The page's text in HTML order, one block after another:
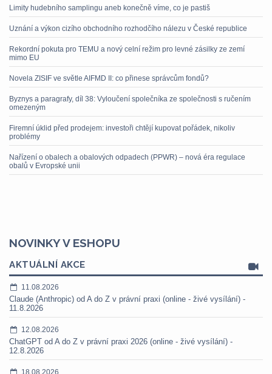
Limity hudebního samplingu aneb konečně víme, co je pastiš
Uznání a výkon cizího obchodního rozhodčího nálezu v České republice
Rekordní pokuta pro TEMU a nový celní režim pro levné zásilky ze zemí
mimo EU
Novela ZISIF ve světle AIFMD II: co přinese správcům fondů?
Byznys a paragrafy, díl 38: Vyloučení společníka ze společnosti s ručením
omezeným
Firemní úklid před prodejem: investoři chtějí kupovat pořádek, nikoliv
problémy
Nařízení o obalech a obalových odpadech (PPWR) – nová éra regulace
obalů v Evropské unii
NOVINKY V ESHOPU
AKTUÁLNÍ AKCE
11.08.2026
Claude (Anthropic) od A do Z v právní praxi (online - živé vysílání) -
11.8.2026
12.08.2026
ChatGPT od A do Z v právní praxi 2026 (online - živé vysílání) -
12.8.2026
18.08.2026